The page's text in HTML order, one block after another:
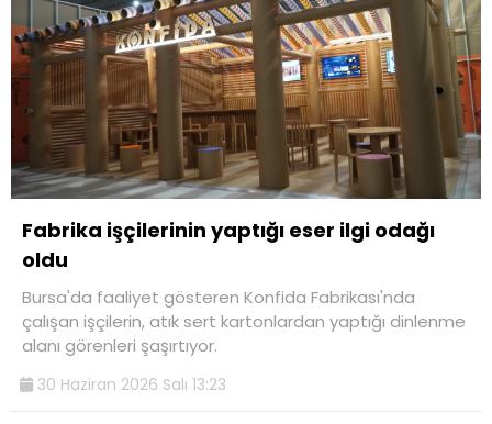
Fabrika işçilerinin yaptığı eser ilgi odağı
oldu
Bursa'da faaliyet gösteren Konfida Fabrikası'nda
çalışan işçilerin, atık sert kartonlardan yaptığı dinlenme
alanı görenleri şaşırtıyor.
30 Haziran 2026 Salı 13:23